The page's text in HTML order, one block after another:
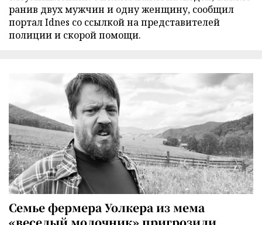
ранив двух мужчин и одну женщину, сообщил
портал Idnes со ссылкой на представителей
полиции и скорой помощи.
Семье фермера Уолкера из мема